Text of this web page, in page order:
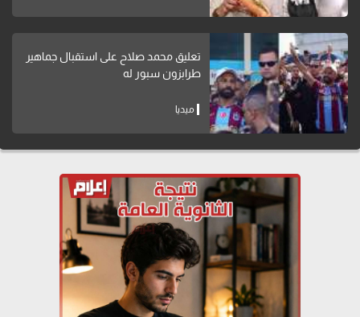
تعليق محمد صلاح على استقبال جماهير
طرابزون سبور له
ميديا